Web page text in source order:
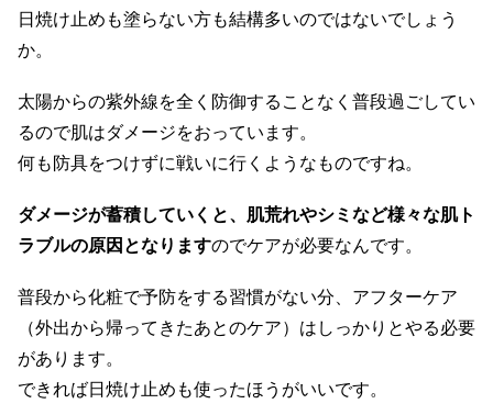
日焼け止めも塗らない方も結構多いのではないでしょう
か。
太陽からの紫外線を全く防御することなく普段過ごしてい
るので肌はダメージをおっています。
何も防具をつけずに戦いに行くようなものですね。
ダメージが蓄積していくと、肌荒れやシミなど様々な肌ト
ラブルの原因となりますのでケアが必要なんです。
普段から化粧で予防をする習慣がない分、アフターケア
（外出から帰ってきたあとのケア）はしっかりとやる必要
があります。
できれば日焼け止めも使ったほうがいいです。